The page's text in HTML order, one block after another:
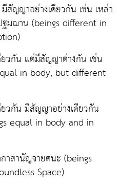
ญญาอย่างเดียวกัน เช่น เหล่า
มฌาน (beings different in
วกัน แต่มีสัญญาต่างกัน เช่น
in body, but different
วกัน มีสัญญาอย่างเดียวกัน
equal in body and in
าสานัญจายตนะ (beings
Space)